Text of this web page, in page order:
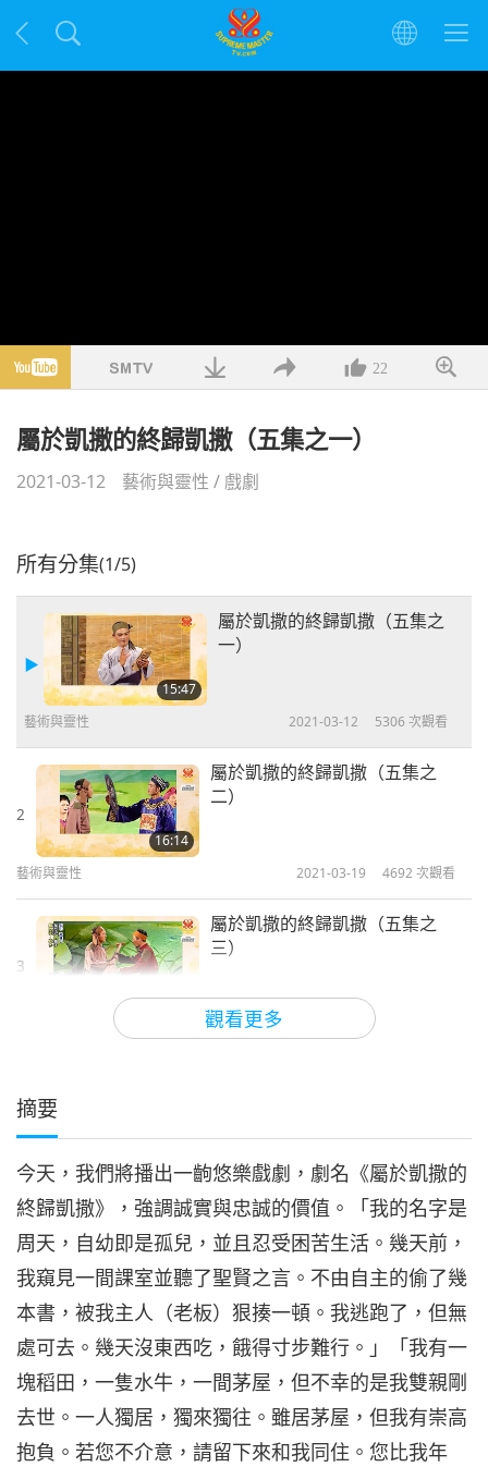
22
屬於凱撒的終歸凱撒（五集之一）
2021-03-12 藝術與靈性 / 戲劇
觀看更多
所有分集(1/5)
15:47
屬於凱撒的終歸凱撒（五集之
一）
藝術與靈性 2021-03-12 5306 次觀看
2
16:14
屬於凱撒的終歸凱撒（五集之
二）
藝術與靈性 2021-03-19 4692 次觀看
3
屬於凱撒的終歸凱撒（五集之
三）
4
17:04
藝術與靈性 2021-04-01 4869次觀看
5
五）
藝術與靈性 2021-04-08 4514 次觀看
摘要
今天，我們將播出一齣悠樂戲劇，劇名《屬於凱撒的
終歸凱撒》，強調誠實與忠誠的價值。「我的名字是
周天，自幼即是孤兒，並且忍受困苦生活。幾天前，
我窺見一間課室並聽了聖賢之言。不由自主的偷了幾
本書，被我主人（老板）狠揍一頓。我逃跑了，但無
處可去。幾天沒東西吃，餓得寸步難行。」「我有一
塊稻田，一隻水牛，一間茅屋，但不幸的是我雙親剛
去世。一人獨居，獨來獨往。雖居茅屋，但我有崇高
抱負。若您不介意，請留下來和我同住。您比我年